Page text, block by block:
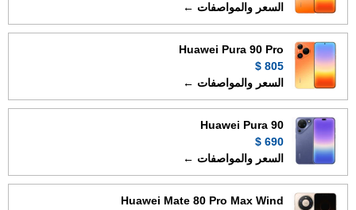
السعر والمواصفات ←
Huawei Pura 90 Pro
805 $
السعر والمواصفات ←
Huawei Pura 90
690 $
السعر والمواصفات ←
Huawei Mate 80 Pro Max Wind